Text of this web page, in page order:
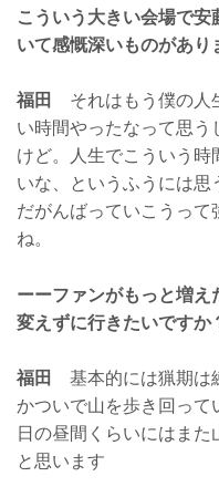
こういう大きい会場で
いて感慨深いものがあり
福田
それはもう僕の人
い時間やったなって思う
けど。人生でこういう時
いな、というふうには思
だがんばっていこうって
ね。
ーーファンがもっと増え
変えずに行きたいですか
福田
基本的には猟期は
かついで山を歩き回って
日の昼間くらいにはま
と思います